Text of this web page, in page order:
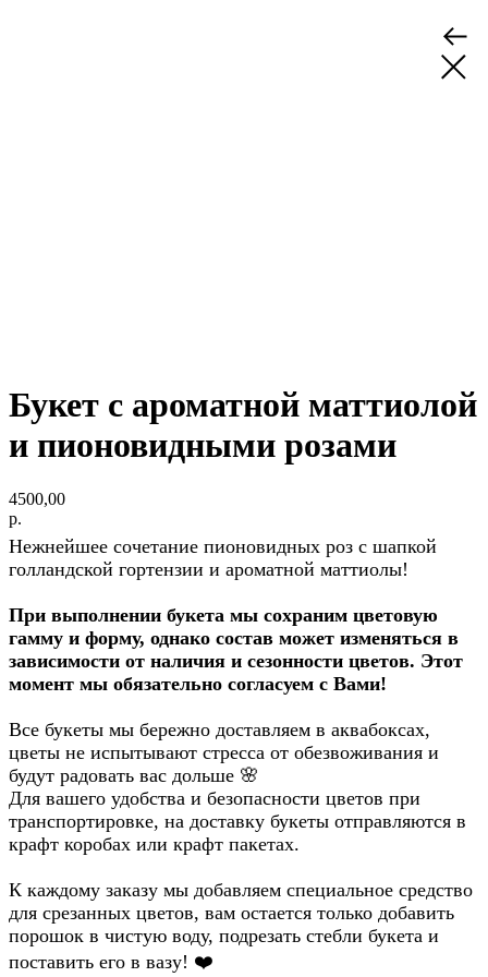
Букет с ароматной маттиолой
и пионовидными розами
4500,00
р.
Нежнейшее сочетание пионовидных роз с шапкой
голландской гортензии и ароматной маттиолы!
При выполнении букета мы сохраним цветовую
гамму и форму, однако состав может изменяться в
зависимости от наличия и сезонности цветов. Этот
момент мы обязательно согласуем с Вами!
Все букеты мы бережно доставляем в аквабоксах,
цветы не испытывают стресса от обезвоживания и
будут радовать вас дольше 🌸
Для вашего удобства и безопасности цветов при
транспортировке, на доставку букеты отправляются в
крафт коробах или крафт пакетах.
К каждому заказу мы добавляем специальное средство
для срезанных цветов, вам остается только добавить
порошок в чистую воду, подрезать стебли букета и
поставить его в вазу! ❤️